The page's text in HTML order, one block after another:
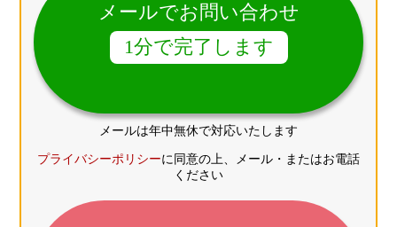
メールでお問い合わせ
1分で完了します
メールは年中無休で対応いたします
プライバシーポリシーに同意の上、メール・またはお電話
ください